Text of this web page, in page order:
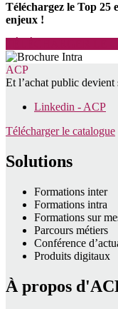
Téléchargez le Top 25
enjeux !
ACP
Et l’achat public
Linkedin - ACP
Télécharger le catalogue
Solutions
Formations inter
Formations intra
Formations sur
Parcours métiers
Conférence
Produits digitaux
À propos